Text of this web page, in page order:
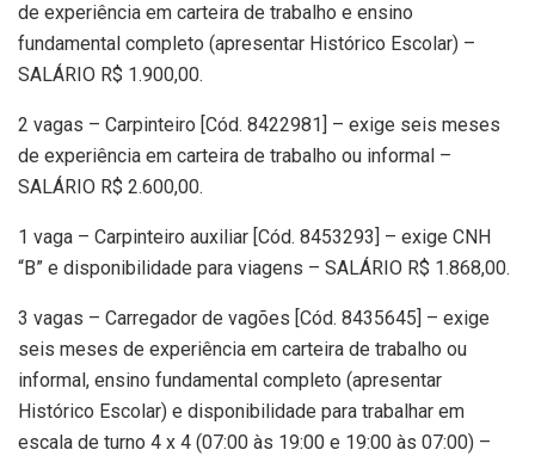
de experiência em carteira de trabalho e ensino
fundamental completo (apresentar Histórico Escolar) –
SALÁRIO R$ 1.900,00.
2 vagas – Carpinteiro [Cód. 8422981] – exige seis meses
de experiência em carteira de trabalho ou informal –
SALÁRIO R$ 2.600,00.
1 vaga – Carpinteiro auxiliar [Cód. 8453293] – exige CNH
“B” e disponibilidade para viagens – SALÁRIO R$ 1.868,00.
3 vagas – Carregador de vagões [Cód. 8435645] – exige
seis meses de experiência em carteira de trabalho ou
informal, ensino fundamental completo (apresentar
Histórico Escolar) e disponibilidade para trabalhar em
escala de turno 4 x 4 (07:00 às 19:00 e 19:00 às 07:00) –